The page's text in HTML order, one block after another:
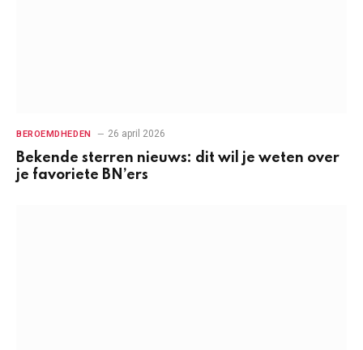
BEROEMDHEDEN 26 april 2026
Bekende sterren nieuws: dit wil je weten over
je favoriete BN’ers